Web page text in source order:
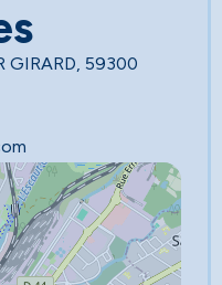
GIRARD, 59300